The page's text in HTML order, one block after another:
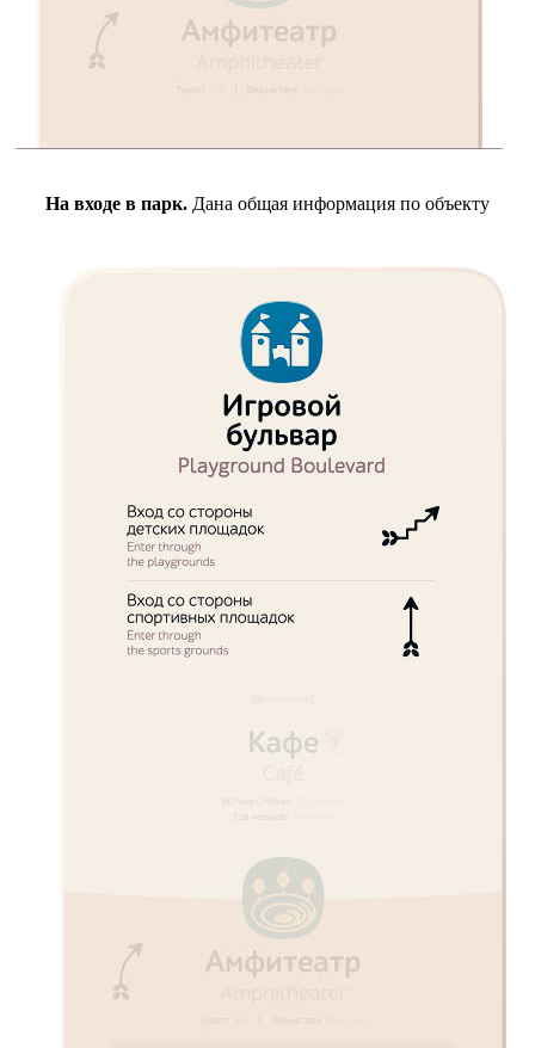
На входе в парк. Дана общая информация по объекту